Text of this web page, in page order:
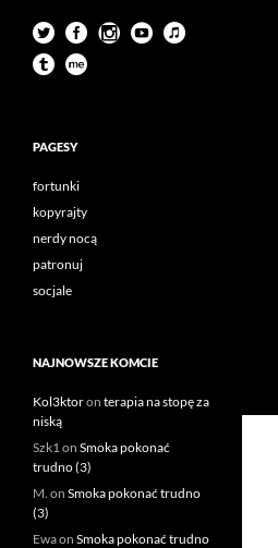
PAGESY
fortunki
kopyrajty
nerdy nocą
patronuj
socjale
NAJNOWSZE KOMCIE
Kol3ktoron terapia na stopę za
niską
Szk1on Smoka pokonać
trudno (3)
M. on Smoka pokonać trudno
(3)
Ewaon Smoka pokonać trudno